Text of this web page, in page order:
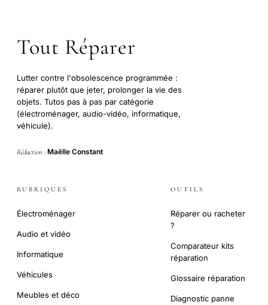
Tout Réparer
Lutter contre l'obsolescence programmée :
réparer plutôt que jeter, prolonger la vie des
objets. Tutos pas à pas par catégorie
(électroménager, audio-vidéo, informatique,
véhicule).
Rédaction : Maëlle Constant
RUBRIQUES
Électroménager
Audio et vidéo
Informatique
Véhicules
Meubles et déco
OUTILS
Réparer ou racheter
?
Comparateur kits
réparation
Glossaire réparation
Diagnostic panne